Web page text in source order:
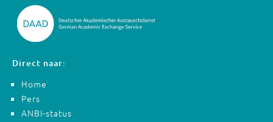
Direct naar:
Home
Pers
ANBI-status